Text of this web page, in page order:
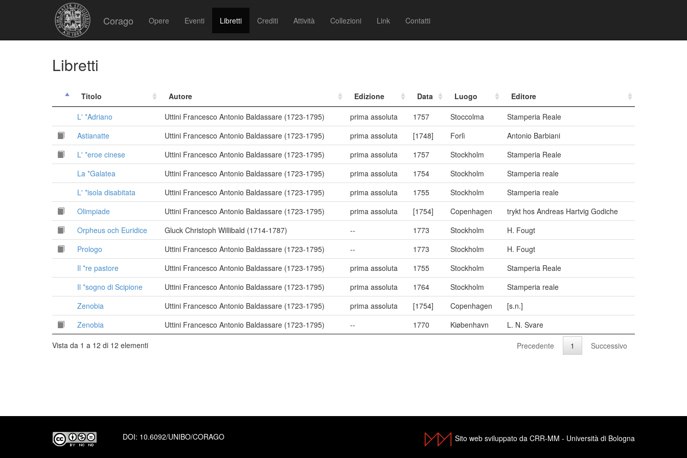
Corago Opere Eventi Libretti Crediti Attività Collezioni Link Contatti
Libretti
Titolo Autore Edizione Data Luogo
Editore
L' *Adriano
Uttini Francesco Antonio Baldassare (1723-1795) prima assoluta 1757 Stoccolma
Stamperia Reale
Astianatte
Uttini Francesco Antonio Baldassare (1723-1795) prima assoluta [1748] Forlì
Antonio Barbiani
L' *eroe cinese
Uttini Francesco Antonio Baldassare (1723-1795) prima assoluta 1757 Stockholm
Stamperia Reale
La *Galatea
Uttini Francesco Antonio Baldassare (1723-1795) prima assoluta 1754 Stockholm
Stamperia reale
L' *isola disabitata
Uttini Francesco Antonio Baldassare (1723-1795) prima assoluta 1755 Stockholm
Stamperia reale
Olimpiade
Uttini Francesco Antonio Baldassare (1723-1795) prima assoluta [1754] Copenhagen
trykt hos Andreas Hartvig Godiche
Orpheus och Euridice
Gluck Christoph Willibald (1714-1787) -- 1773 Stockholm
H. Fougt
Prologo
Uttini Francesco Antonio Baldassare (1723-1795) -- 1773 Stockholm
H. Fougt
Il *re pastore
Uttini Francesco Antonio Baldassare (1723-1795) prima assoluta 1755 Stockholm
Stamperia Reale
Il *sogno di Scipione
Uttini Francesco Antonio Baldassare (1723-1795) prima assoluta 1764 Stockholm
Stamperia reale
Zenobia
Uttini Francesco Antonio Baldassare (1723-1795) prima assoluta [1754] Copenhagen
[s.n.]
Zenobia
Uttini Francesco Antonio Baldassare (1723-1795) -- 1770 Kiøbenhavn
L. N. Svare
Vista da 1 a 12 di 12 elementi
Precedente 1 Successivo
DOI: 10.6092/UNIBO/CORAGO Sito web sviluppato da CRR-MM - Università di Bologna